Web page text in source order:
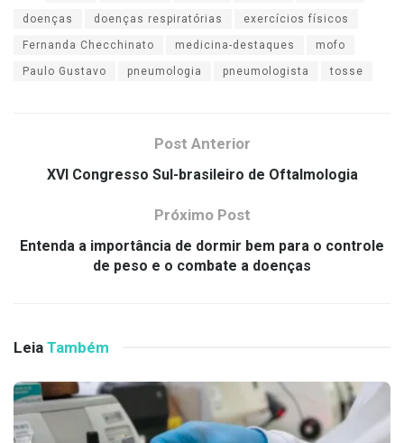
doenças doenças respiratórias exercícios físicos
Fernanda Checchinato medicina-destaques mofo
Paulo Gustavo pneumologia pneumologista tosse
Post Anterior
XVI Congresso Sul-brasileiro de Oftalmologia
Próximo Post
Entenda a importância de dormir bem para o controle
de peso e o combate a doenças
Leia Também